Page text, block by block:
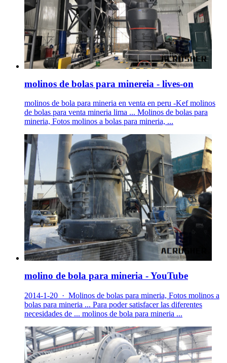
molinos de bolas para minereia - lives-on
molinos de bola para mineria en venta en peru -Kef molinos
de bolas para venta mineria lima ... Molinos de bolas para
mineria, Fotos molinos a bolas para mineria, ...
molino de bola para mineria - YouTube
2014-1-20 · Molinos de bolas para mineria, Fotos molinos a
bolas para mineria ... Para poder satisfacer las diferentes
necesidades de ... molinos de bola para mineria ...